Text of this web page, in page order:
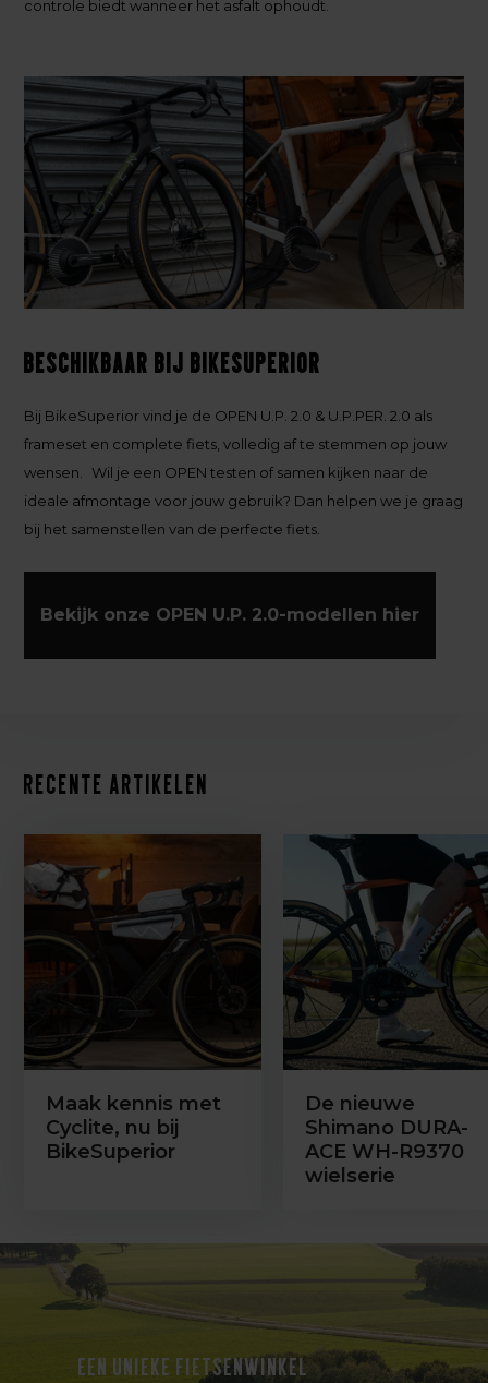
controle biedt wanneer het asfalt ophoudt.
Beschikbaar bij BikeSuperior
Bij BikeSuperior vind je de OPEN U.P. 2.0 & U.P.PER. 2.0 als
frameset en complete fiets, volledig af te stemmen op jouw
wensen. Wil je een OPEN testen of samen kijken naar de
ideale afmontage voor jouw gebruik? Dan helpen we je graag
bij het samenstellen van de perfecte fiets.
Bekijk onze OPEN U.P. 2.0-modellen hier
Recente artikelen
Maak kennis met
Cyclite, nu bij
BikeSuperior
De nieuwe
Shimano DURA-
ACE WH-R9370
wielserie
EEN UNIEKE FIETSENWINKEL